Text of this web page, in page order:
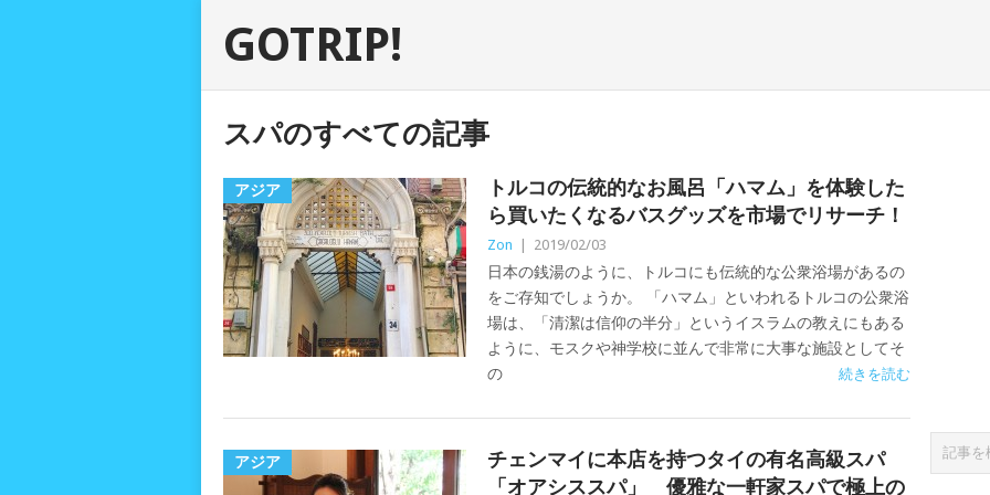
GOTRIP!
スパのすべての記事
アジア
トルコの伝統的なお風呂「ハマム」を体験した
ら買いたくなるバスグッズを市場でリサーチ！
Zon 2019/02/03
日本の銭湯のように、トルコにも伝統的な公衆浴場があるの
をご存知でしょうか。 「ハマム」といわれるトルコの公衆浴
場は、「清潔は信仰の半分」というイスラムの教えにもある
ように、モスクや神学校に並んで非常に大事な施設としてそ
の
続きを読む
アジア
チェンマイに本店を持つタイの有名高級スパ
「オアシススパ」 優雅な一軒家スパで極上の